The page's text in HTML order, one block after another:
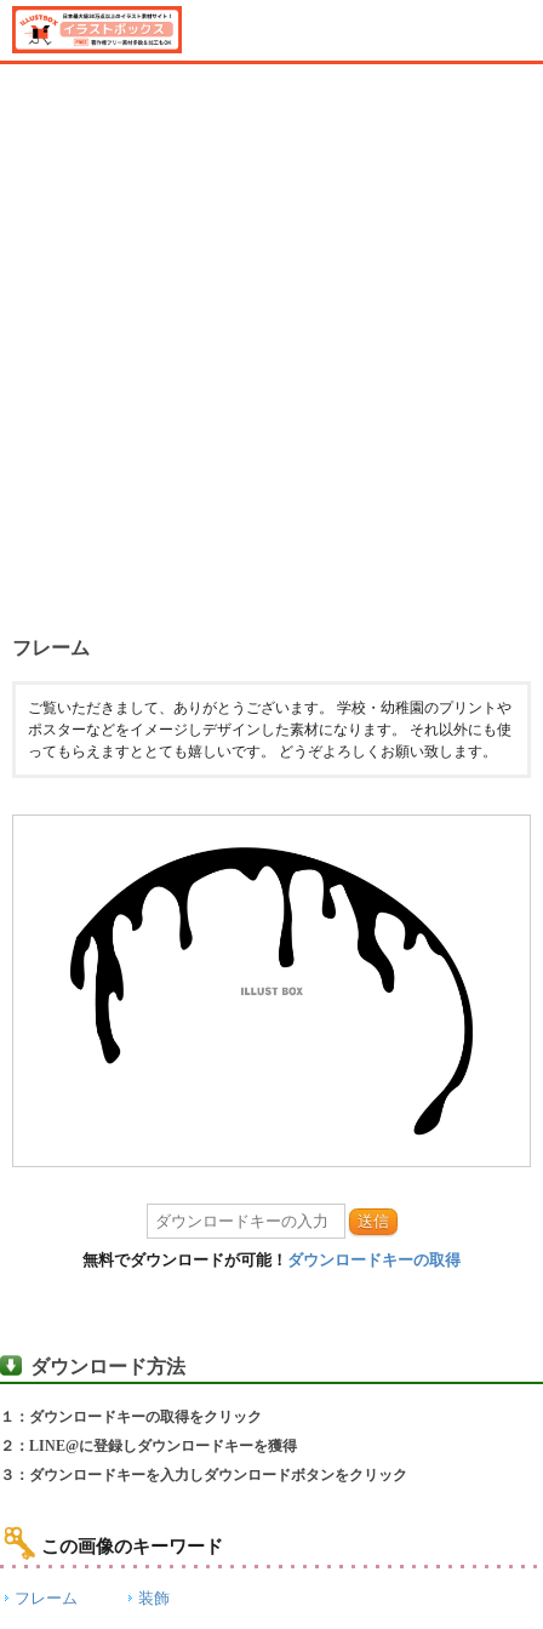
フレーム
ご覧いただきまして、ありがとうございます。 学校・幼稚園のプリントや
ポスターなどをイメージしデザインした素材になります。 それ以外にも使
ってもらえますととても嬉しいです。 どうぞよろしくお願い致します。
送信
無料でダウンロードが可能！ ダウンロードキーの取得
ダウンロード方法
１：ダウンロードキーの取得をクリック
２：LINE@に登録しダウンロードキーを獲得
３：ダウンロードキーを入力しダウンロードボタンをクリック
この画像のキーワード
フレーム 装飾